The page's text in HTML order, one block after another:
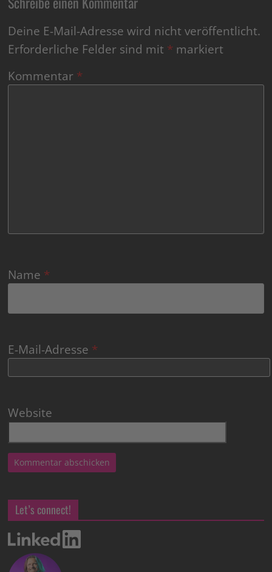
Deine E-Mail-Adresse wird nicht veröffentlicht.
Erforderliche Felder sind mit * markiert
Kommentar *
Name *
E-Mail-Adresse *
Website
Let’s connect!